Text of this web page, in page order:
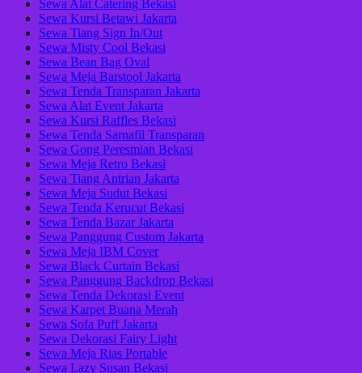
Sewa Alat Catering Bekasi
Sewa Kursi Betawi Jakarta
Sewa Tiang Sign In/Out
Sewa Misty Cool Bekasi
Sewa Bean Bag Oval
Sewa Meja Barstool Jakarta
Sewa Tenda Transparan Jakarta
Sewa Alat Event Jakarta
Sewa Kursi Raffles Bekasi
Sewa Tenda Sarnafil Transparan
Sewa Gong Peresmian Bekasi
Sewa Meja Retro Bekasi
Sewa Tiang Antrian Jakarta
Sewa Meja Sudut Bekasi
Sewa Tenda Kerucut Bekasi
Sewa Tenda Bazar Jakarta
Sewa Panggung Custom Jakarta
Sewa Meja IBM Cover
Sewa Black Curtain Bekasi
Sewa Panggung Backdrop Bekasi
Sewa Tenda Dekorasi Event
Sewa Karpet Buana Merah
Sewa Sofa Puff Jakarta
Sewa Dekorasi Fairy Light
Sewa Meja Rias Portable
Sewa Lazy Susan Bekasi